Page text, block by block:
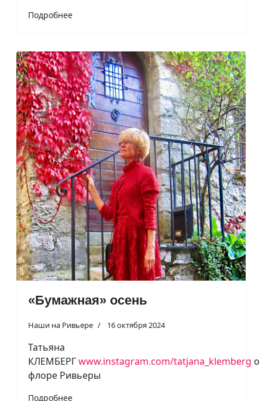
Подробнее
«Бумажная» осень
Наши на Ривьере 16 октября 2024
Татьяна
КЛЕМБЕРГwww.instagram.com/tatjana_klemberg
флоре Ривьеры
Подробнее